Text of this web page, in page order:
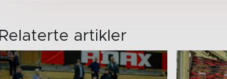
Relaterte artikler